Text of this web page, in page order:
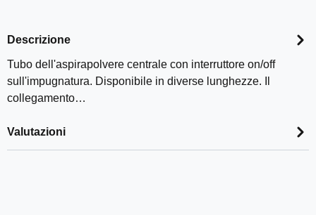
Descrizione
Tubo dell'aspirapolvere centrale con interruttore on/off
sull'impugnatura. Disponibile in diverse lunghezze. Il
collegamento…
Valutazioni